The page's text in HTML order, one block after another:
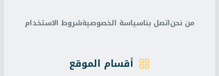
من نحناتصل بناسياسة الخصوصيةشروط الاستخدام
أقسام الموقع